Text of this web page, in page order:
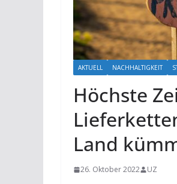
AKTUELL NACHHALTIGKEIT
Höchste
Land
26. Oktober 2022 UZ